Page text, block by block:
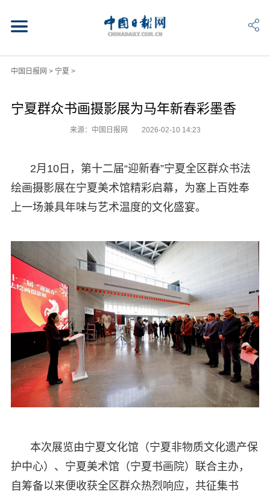
中国日报网 > 宁夏 >
宁夏群众书画摄影展为马年新春彩墨香
来源：中国日报网 2026-02-10 14:23
2月10日，第十二届“迎新春”宁夏全区群众书法
绘画摄影展在宁夏美术馆精彩启幕，为塞上百姓奉
上一场兼具年味与艺术温度的文化盛宴。
本次展览由宁夏文化馆（宁夏非物质文化遗产保
护中心）、宁夏美术馆（宁夏书画院）联合主办，
自筹备以来便收获全区群众热烈响应，共征集书